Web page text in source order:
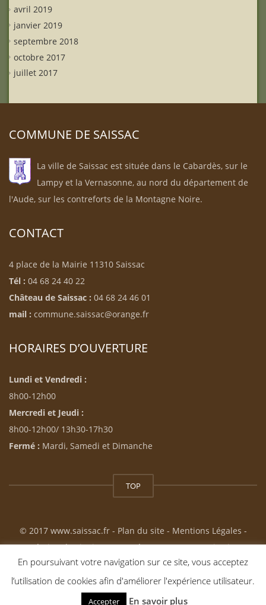
avril 2019
janvier 2019
septembre 2018
octobre 2017
juillet 2017
COMMUNE DE SAISSAC
La ville de Saissac est située dans le Cabardès, sur le
Lampy et la Vernasonne, au nord du département de
l'Aude, sur les contreforts de la Montagne Noire.
CONTACT
4 place de la Mairie 11310 Saissac
Tél : 04 68 24 40 22
Château de Saissac : 04 68 24 46 01
mail : commune.saissac@orange.fr
HORAIRES D’OUVERTURE
Lundi et Vendredi :
8h00-12h00
Mercredi et Jeudi :
8h00-12h00/ 13h30-17h30
Fermé : Mardi, Samedi et Dimanche
TOP
© 2017 www.saissac.fr - Plan du site - Mentions Légales -
Création du site internet : Résonance Communication
En poursuivant votre navigation sur ce site, vous acceptez
l’utilisation de cookies afin d'améliorer l'expérience utilisateur.
Accepter En savoir plus